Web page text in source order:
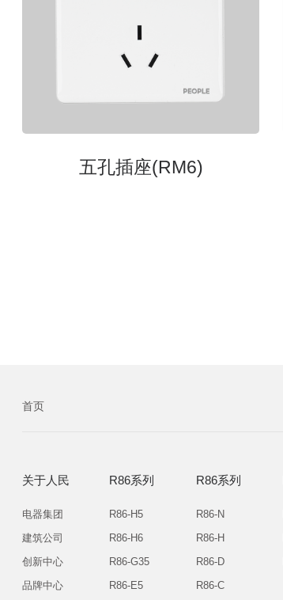
五孔插座(RM6)
首页
关于人民
电器集团
建筑公司
创新中心
品牌中心
R86系列
R86-H5
R86-H6
R86-G35
R86-E5
R86系列
R86-N
R86-H
R86-D
R86-C